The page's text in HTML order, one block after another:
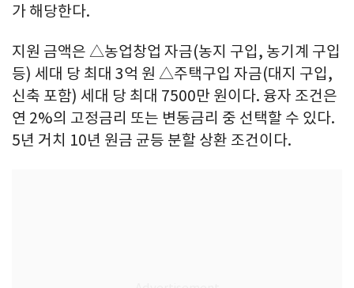
가 해당한다.
지원 금액은 △농업창업 자금(농지 구입, 농기계 구입
등) 세대 당 최대 3억 원 △주택구입 자금(대지 구입,
신축 포함) 세대 당 최대 7500만 원이다. 융자 조건은
연 2%의 고정금리 또는 변동금리 중 선택할 수 있다.
5년 거치 10년 원금 균등 분할 상환 조건이다.